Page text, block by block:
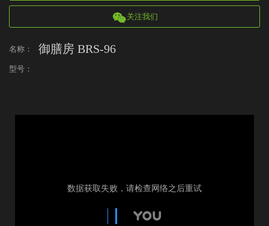
关注我们
名称： 御膳房 BRS-96
型号：